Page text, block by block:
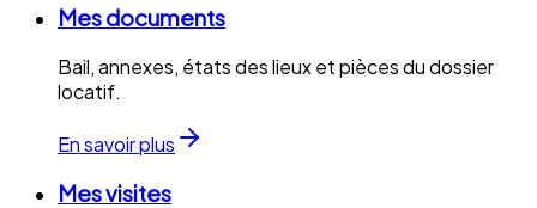
Mes documents
Bail, annexes, états des lieux et pièces du dossier
locatif.
En savoir plus
Mes visites